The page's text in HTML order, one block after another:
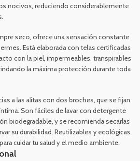
nocivos, reduciendo considerablemente
seco, ofrece una sensación constante
Está elaborada con telas certificadas
con la piel, impermeables, transpirables
la máxima protección durante toda
a las alitas con dos broches, que se fijan
Son fáciles de lavar con detergente
biodegradable, y se recomienda secarlas
su durabilidad. Reutilizables y ecológicas,
cuidar tu salud y el medio ambiente.